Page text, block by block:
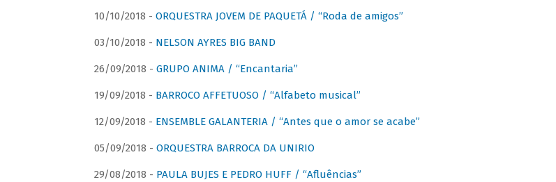
10/10/2018 - ORQUESTRA JOVEM DE PAQUETÁ / “Roda de amigos”
03/10/2018 - NELSON AYRES BIG BAND
26/09/2018 - GRUPO ANIMA / “Encantaria”
19/09/2018 - BARROCO AFFETUOSO / “Alfabeto musical”
12/09/2018 - ENSEMBLE GALANTERIA / “Antes que o amor se acabe”
05/09/2018 - ORQUESTRA BARROCA DA UNIRIO
29/08/2018 - PAULA BUJES E PEDRO HUFF / “Afluências”